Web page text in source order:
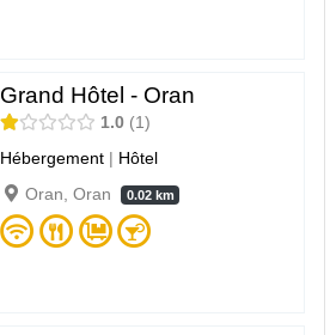
Grand Hôtel - Oran
1.0
1
Hébergement | Hôtel
Oran, Oran
0.02 km